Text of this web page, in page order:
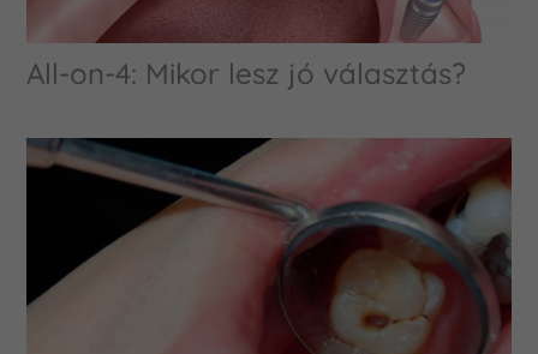
All-on-4: Mikor lesz jó választás?